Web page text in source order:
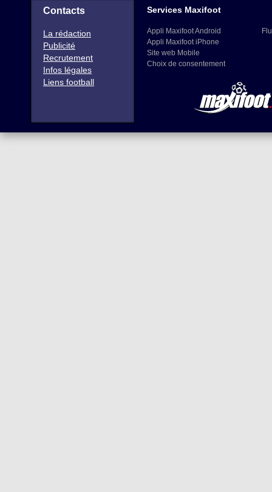
Contacts
La rédaction
Publicité
Recrutement
Infos légales
Liens football
Services Maxifoot
Appli Maxifoot Android
Appli Maxifoot iPhone
Site web Mobile
Choix de consentement